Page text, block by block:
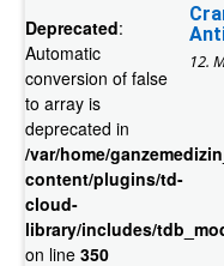
Deprecated:
Automatic
conversion of false
to array is
deprecated in
/var/home/
content/plugins/td-
cloud-
library/includes/
on line 350
12.